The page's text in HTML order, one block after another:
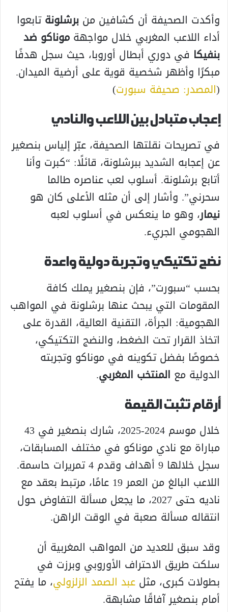
وأكدت الصحيفة أن كشافين من برشلونةتابعوا
أداء اللاعب المغربي خلال مواجهة موناكو ضد
بنفيكا في دوري أبطال أوروبا، حيث سجل هدفًا
مبكرًا وأظهر شخصية قوية على أرضية الميدان.
(المصدر: صحيفة سبورت)
إعجاب متبادل بين اللاعب والنادي
في تصريحات نقلتها الصحيفة، عبّر إلياس بنصغير
عن إعجابه الشديد ببرشلونة، قائلًا: “كبرت وأنا
أتابع برشلونة. أسلوب لعب عناصره طالما
سحرني”. وأشار إلى أن مثله الأعلى كان هو
نيمار، وهو ما ينعكس في أسلوب لعبه
الهجومي الجريء.
نضج تكتيكي وتجربة دولية واعدة
بحسب “سبورت”، فإن بنصغير يملك كافة
المقومات التي يبحث عنها برشلونة في المواهب
الهجومية: الجرأة، التقنية العالية، القدرة على
اتخاذ القرار تحت الضغط، والنضج التكتيكي،
خصوصًا بفضل تكوينه في موناكو وتجربته
الدولية مع المنتخب المغربي.
أرقام تثبت القيمة
خلال موسم 2024-2025، شارك بنصغير في 43
مباراة مع نادي موناكو في مختلف المسابقات،
سجل خلالها 9 أهداف وقدم 4 تمريرات حاسمة.
اللاعب البالغ من العمر 19 عامًا، مرتبط بعقد مع
ناديه حتى 2027، ما يجعل مسألة التفاوض حول
انتقاله مسألة صعبة في الوقت الراهن.
وقد سبق للعديد من المواهب المغربية أن
سلكت طريق الاحتراف الأوروبي وبرزت في
بطولات كبرى، مثل عبد الصمد الزلزولي، ما يفتح
أمام بنصغير آفاقًا مشابهة.